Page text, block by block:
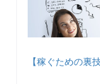
【稼ぐための裏